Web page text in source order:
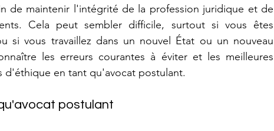
de maintenir l'intégrité de la profession juridique et de
Cela peut sembler difficile, surtout si vous êtes
si vous travaillez dans un nouvel État ou un nouveau
les erreurs courantes à éviter et les meilleures
d'éthique en tant qu'avocat postulant.
postulant